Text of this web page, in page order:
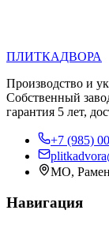
ПЛИТКАДВОРА
Производство и
Собственный
гарантия 5 лет,
+7 (985)
МО,
Навигация